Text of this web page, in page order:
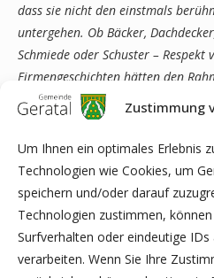
Zustimmung
Um Ihnen ein optimales Erlebnis
Technologien wie Cookies, um
speichern und/oder darauf
Technologien zustimmen,
Surfverhalten oder eindeutige IDs
verarbeiten. Wenn Sie Ihre
dass sie nicht den einstmals
untergehen. Ob Bäcker,
Schmiede oder Schuster –
Firmengeschichten hätten den
Herausgabe gesprengt. Sie geben
lassen, eine nächste Ausgabe in
(Greßler, 2012, S. 235).
Nunmehr sind unsere Gedanken
gebracht. Sie werden in fünf
Seien Sie gespannt.
Jochen Ehrhardt und Rotraut